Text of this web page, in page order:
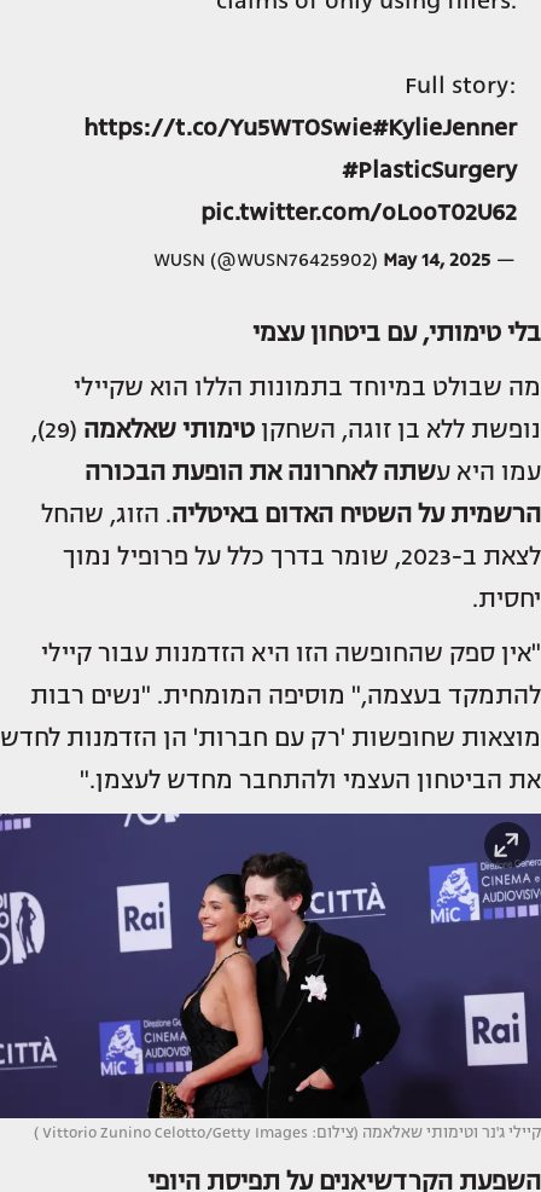
Full story:
https://t.co/Yu5WTOSwie#KylieJenner
#PlasticSurgery
pic.twitter.com/oLooT02U62
— WUSN (@WUSN76425902)
May 14, 2025
בלי טימותי, עם ביטחון עצמי
מה שבולט במיוחד בתמונות הללו הוא שקיילי
נופשת ללא בן זוגה, השחקן טימותי שאלאמה
(29),
עמו היא עשתה לאחרונה את הופעת הבכורה
הרשמית על השטיח האדום באיטליה. הזוג, שהחל
לצאת ב-2023, שומר בדרך כלל על פרופיל נמוך
יחסית.
"אין ספק שהחופשה הזו היא הזדמנות עבור קיילי
להתמקד בעצמה," מוסיפה המומחית. "נשים רבות
מוצאות שחופשות 'רק עם חברות' הן הזדמנות לחדש
את הביטחון העצמי ולהתחבר מחדש לעצמן."
קיילי ג'נר וטימותי שאלאמה (צילום: Vittorio Zunino Celotto/Getty Images )
השפעת הקרדשיאנים על תפיסת היופי